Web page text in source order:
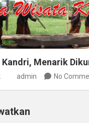
Kandri, Menarik
admin No